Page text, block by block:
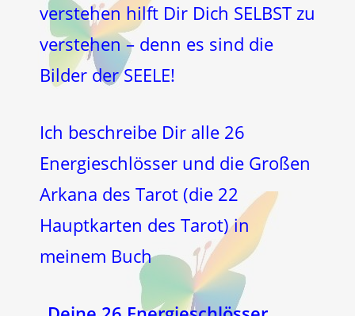
verstehen hilft Dir Dich SELBST zu
verstehen – denn es sind die
Bilder der SEELE!
Ich beschreibe Dir alle 26
Energieschlösser und die Großen
Arkana des Tarot (die 22
Hauptkarten des Tarot) in
meinem Buch